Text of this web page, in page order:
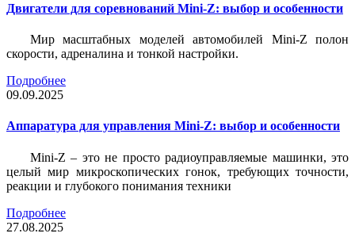
Двигатели для соревнований Mini-Z: выбор и особенности
Мир масштабных моделей автомобилей Mini-Z полон
скорости, адреналина и тонкой настройки.
Подробнее
09.09.2025
Аппаратура для управления Mini-Z: выбор и особенности
Mini-Z – это не просто радиоуправляемые машинки, это
целый мир микроскопических гонок, требующих точности,
реакции и глубокого понимания техники
Подробнее
27.08.2025